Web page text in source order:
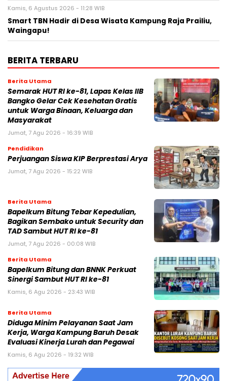
Kamis, 6 Agustus 2026 - 11:28 WIB
Smart TBN Hadir di Desa Wisata Kampung Raja Prailiu,
Waingapu!
BERITA TERBARU
Berita Utama
Semarak HUT RI ke-81, Lapas Kelas IIB
Bangko Gelar Cek Kesehatan Gratis
untuk Warga Binaan, Keluarga dan
Masyarakat
Jumat, 7 Agu 2026 - 16:39 WIB
Pendidikan
Perjuangan Siswa KIP Berprestasi Arya
Jumat, 7 Agu 2026 - 15:22 WIB
Berita Utama
Bapelkum Bitung Tebar Kepedulian,
Bagikan Sembako untuk Security dan
TAD Sambut HUT RI ke-81
Jumat, 7 Agu 2026 - 00:08 WIB
Berita Utama
Bapelkum Bitung dan BNNK Perkuat
Sinergi Sambut HUT RI ke-81
Kamis, 6 Agu 2026 - 23:43 WIB
Berita Utama
Diduga Minim Pelayanan Saat Jam
Kerja, Warga Kampung Baruh Desak
Evaluasi Kinerja Lurah dan Pegawai
Kamis, 6 Agu 2026 - 19:32 WIB